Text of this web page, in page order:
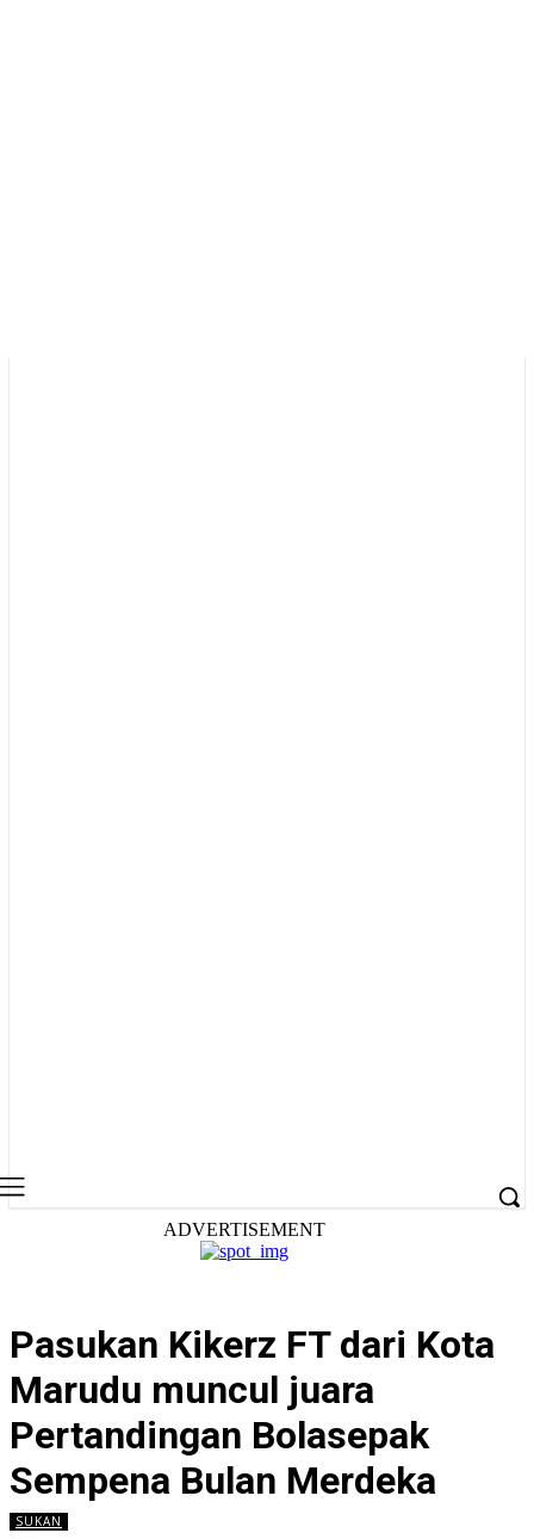
ADVERTISEMENT
Pasukan Kikerz FT dari Kota
Marudu muncul juara
Pertandingan Bolasepak
Sempena Bulan Merdeka
SUKAN